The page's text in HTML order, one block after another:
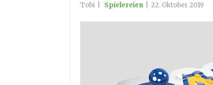
Tobi Spielereien 22. Oktober 2019